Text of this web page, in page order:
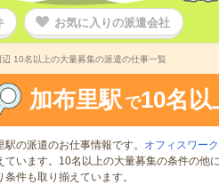
お気に入りの派遣会社
辺 10名以上の大量募集の派遣の仕事一覧
加布里駅 で10名以
駅の派遣のお仕事情報です。 オフィスワー
ています。10名以上の大量募集の条件の他に
条件も取り揃えています。